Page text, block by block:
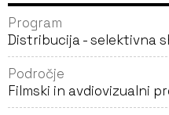
Program
Distribucija - selektivna
Področje
Filmski in avdiovizualni